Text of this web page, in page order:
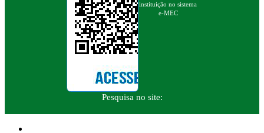
instituição no sistema
e-MEC
Pesquisa no site: